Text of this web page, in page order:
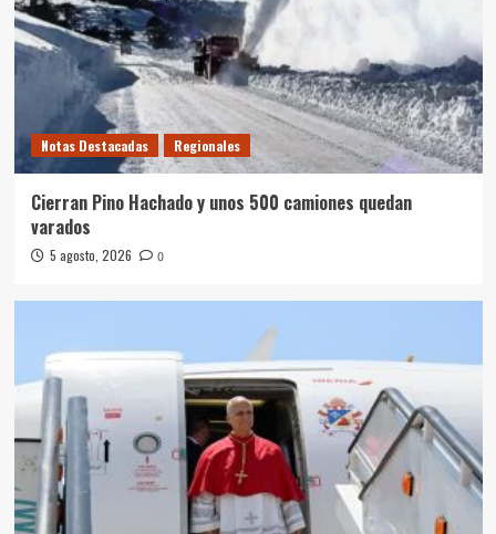
Notas Destacadas Regionales
Cierran Pino Hachado y unos 500 camiones quedan
varados
5 agosto, 2026 0